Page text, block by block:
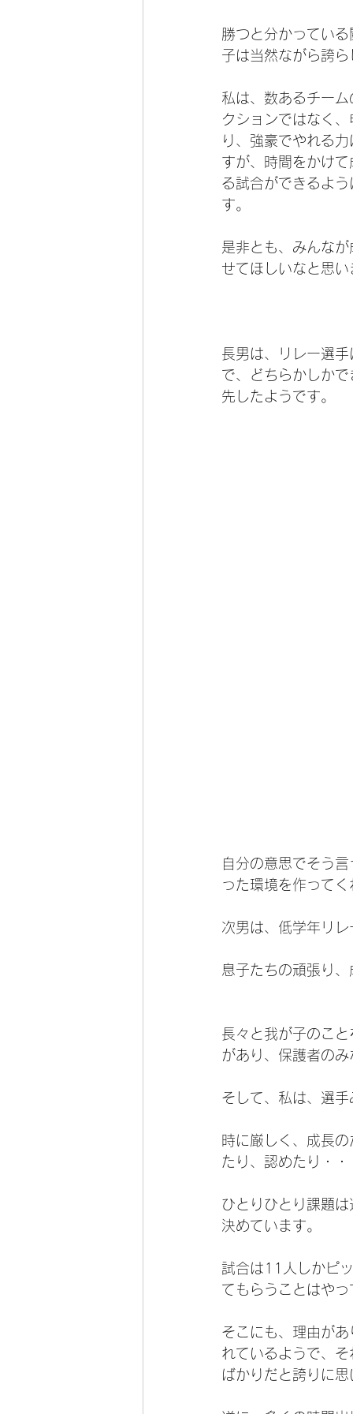
勝つと分かってい
子は当然ながら誇ら
私は、数あるチー
クションではなく
り、強豪でやれる
すが、時間をかけ
る試合ができるよ
す。
是非とも、みんな
せてほしいなと思い
長男は、リレー選
で、どちらかしか
先したようです。
自分の意思でそう
った環境を作ってく
次男は、低学年リレ
息子たちの頑張り
長々と我が子のこ
があり、保護者のみ
そして、私は、選手
時に厳しく、成長
たり、認めたり・・
ひとりひとり課題
決めています。
試合は11人しかピ
てもらうことはやっ
そこにも、理由が
れているようで、
ばかりだと誇りに思